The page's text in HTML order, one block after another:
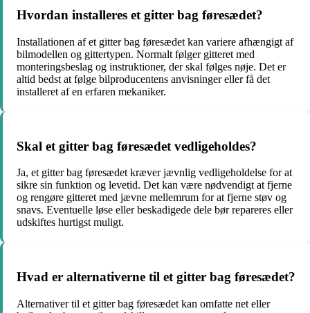
Hvordan installeres et gitter bag føresædet?
Installationen af et gitter bag føresædet kan variere afhængigt af
bilmodellen og gittertypen. Normalt følger gitteret med
monteringsbeslag og instruktioner, der skal følges nøje. Det er
altid bedst at følge bilproducentens anvisninger eller få det
installeret af en erfaren mekaniker.
Skal et gitter bag føresædet vedligeholdes?
Ja, et gitter bag føresædet kræver jævnlig vedligeholdelse for at
sikre sin funktion og levetid. Det kan være nødvendigt at fjerne
og rengøre gitteret med jævne mellemrum for at fjerne støv og
snavs. Eventuelle løse eller beskadigede dele bør repareres eller
udskiftes hurtigst muligt.
Hvad er alternativerne til et gitter bag føresædet?
Alternativer til et gitter bag føresædet kan omfatte net eller